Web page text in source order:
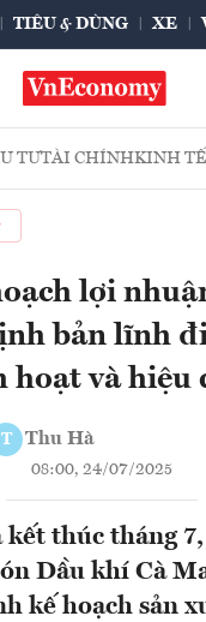
TIÊU & DÙNG XE
TƯTÀI CHÍNHKINH TẾ
lợi
bản lĩnh
hoạt và hiệu
T Thu Hà
08:00, 24/07/2025
kết thúc tháng
Dầu khí Cà
kế hoạch sản